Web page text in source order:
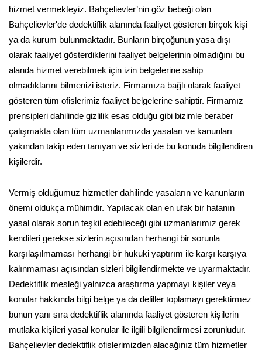
hizmet vermekteyiz. Bahçelievler’nin göz bebeği olan
Bahçelievler'de dedektiflik alanında faaliyet gösteren birçok kişi
ya da kurum bulunmaktadır. Bunların birçoğunun yasa dışı
olarak faaliyet gösterdiklerini faaliyet belgelerinin olmadığını bu
alanda hizmet verebilmek için izin belgelerine sahip
olmadıklarını bilmenizi isteriz. Firmamıza bağlı olarak faaliyet
gösteren tüm ofislerimiz faaliyet belgelerine sahiptir. Firmamız
prensipleri dahilinde gizlilik esas olduğu gibi bizimle beraber
çalışmakta olan tüm uzmanlarımızda yasaları ve kanunları
yakından takip eden tanıyan ve sizleri de bu konuda bilgilendiren
kişilerdir.
Vermiş olduğumuz hizmetler dahilinde yasaların ve kanunların
önemi oldukça mühimdir. Yapılacak olan en ufak bir hatanın
yasal olarak sorun teşkil edebileceği gibi uzmanlarımız gerek
kendileri gerekse sizlerin açısından herhangi bir sorunla
karşılaşılmaması herhangi bir hukuki yaptırım ile karşı karşıya
kalınmaması açısından sizleri bilgilendirmekte ve uyarmaktadır.
Dedektiflik mesleği yalnızca araştırma yapmayı kişiler veya
konular hakkında bilgi belge ya da deliller toplamayı gerektirmez
bunun yanı sıra dedektiflik alanında faaliyet gösteren kişilerin
mutlaka kişileri yasal konular ile ilgili bilgilendirmesi zorunludur.
Bahçelievler dedektiflik ofislerimizden alacağınız tüm hizmetler